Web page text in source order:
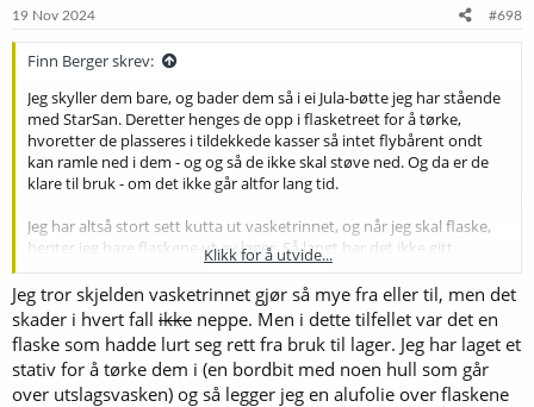
19 Nov 2024 #698
Finn Berger skrev:
Jeg skyller dem bare, og bader dem så i ei Jula-bøtte jeg har stående
med StarSan. Deretter henges de opp i flasketreet for å tørke,
hvoretter de plasseres i tildekkede kasser så intet flybårent ondt
kan ramle ned i dem - og og så de ikke skal støve ned. Og da er de
klare til bruk - om det ikke går altfor lang tid.
Jeg har altså stort sett kutta ut vasketrinnet, og når jeg skal flaske,
henter jeg bare flaskene ut av lager. Så langt har det ikke gitt
Klikk for å utvide...
Jeg tror skjelden vasketrinnet gjør så mye fra eller til, men det
skader i hvert fall ikke neppe. Men i dette tilfellet var det en
flaske som hadde lurt seg rett fra bruk til lager. Jeg har laget et
stativ for å tørke dem i (en bordbit med noen hull som går
over utslagsvasken) og så legger jeg en alufolie over flaskene